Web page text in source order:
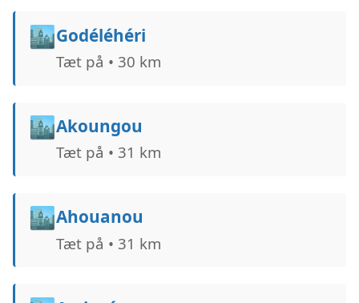
🏙️Godéléhéri
Tæt på • 30 km
🏙️Akoungou
Tæt på • 31 km
🏙️Ahouanou
Tæt på • 31 km